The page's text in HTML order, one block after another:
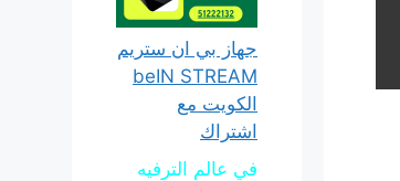
جهاز بي ان ستريم
beIN STREAM
الكويت مع
اشتراك
في عالم الترفيه